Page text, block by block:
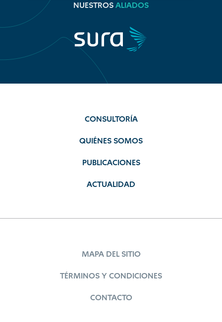
NUESTROS ALIADOS
CONSULTORÍA
QUIÉNES SOMOS
PUBLICACIONES
ACTUALIDAD
MAPA DEL SITIO
TÉRMINOS Y CONDICIONES
CONTACTO